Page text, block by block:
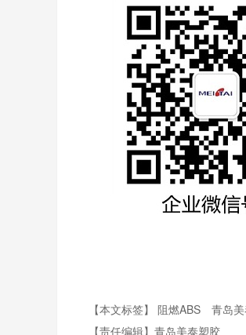
【本文标签】 阻燃ABS
青岛
【责任编辑】 青岛美泰塑胶